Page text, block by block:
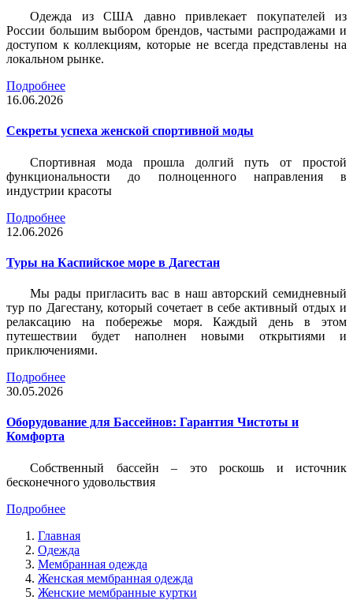
Одежда из США давно привлекает покупателей из
России большим выбором брендов, частыми распродажами и
доступом к коллекциям, которые не всегда представлены на
локальном рынке.
Подробнее
16.06.2026
Секреты успеха женской спортивной моды
Спортивная мода прошла долгий путь от простой
функциональности до полноценного направления в
индустрии красоты
Подробнее
12.06.2026
Туры на Каспийское море в Дагестан
Мы рады пригласить вас в наш авторский семидневный
тур по Дагестану, который сочетает в себе активный отдых и
релаксацию на побережье моря. Каждый день в этом
путешествии будет наполнен новыми открытиями и
приключениями.
Подробнее
30.05.2026
Оборудование для Бассейнов: Гарантия Чистоты и
Комфорта
Собственный бассейн – это роскошь и источник
бесконечного удовольствия
Подробнее
Главная
Одежда
Мембранная одежда
Женская мембранная одежда
Женские мембранные куртки